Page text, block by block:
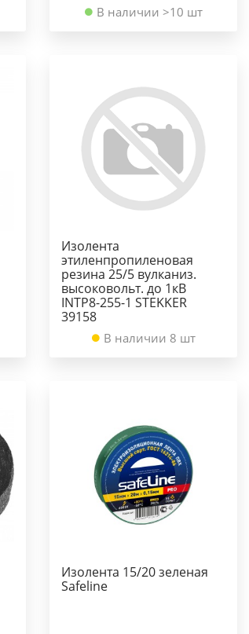
В наличии >10 шт
Изолента
этиленпропиленовая
резина 25/5 вулканиз.
высоковольт. до 1кВ
INTP8-255-1 STEKKER
39158
В наличии 8 шт
Изолента 15/20 зеленая
Safeline